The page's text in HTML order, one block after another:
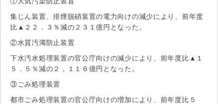
集じん装置、排煙脱硝装置の電力向けの減少により、前年度
比▲２２．３％減の２３１億円となった。
②水質汚濁防止装置
下水汚水処理装置の官公庁向けの減少により、前年度比▲１
５．５％減の２，１１６億円となった。
③ごみ処理装置
都市ごみ処理装置の官公庁向けの増加により、前年度比５